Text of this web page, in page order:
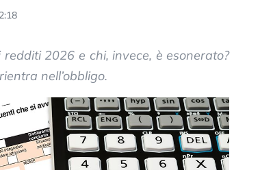
2026 e chi, invece, è esonerato?
nell’obbligo.